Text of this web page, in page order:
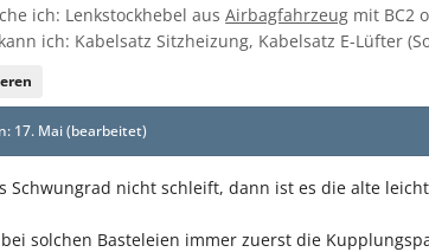
ich: Lenkstockhebel ausAirbagfahrzeug mit BC2
ich: Kabelsatz Sitzheizung, Kabelsatz E-Lüfter
17. Mai(bearbeitet)
Schwungrad nicht schleift, dann ist es die alte
solchen Basteleien immer zuerst die